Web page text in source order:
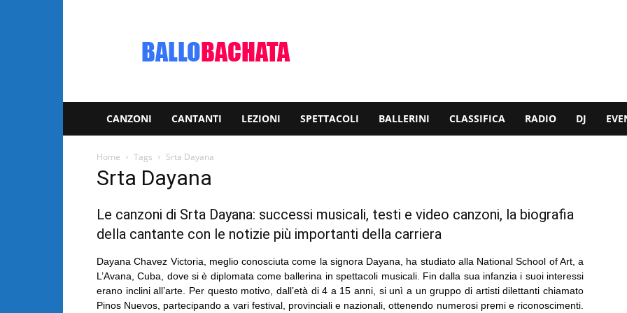
video
CANZONI CANTANTI LEZIONI SPETTACOLI BALLERINI CLASSIFICA RADIO DJ
Home Tags Srta Dayana
Srta Dayana
Le canzoni di Srta Dayana: successi musicali, testi e video canzoni, la biografia
della cantante con le notizie più importanti della carriera
Dayana Chavez Victoria, meglio conosciuta come la signora Dayana, ha studiato alla National School of Art, a
L’Avana, Cuba, dove si è diplomata come ballerina in spettacoli musicali. Fin dalla sua infanzia i suoi interessi
erano inclini all’arte. Per questo motivo, dall’età di 4 a 15 anni, si unì a un gruppo di artisti dilettanti chiamato
Pinos Nuevos, partecipando a vari festival, provinciali e nazionali, ottenendo numerosi premi e riconoscimenti.